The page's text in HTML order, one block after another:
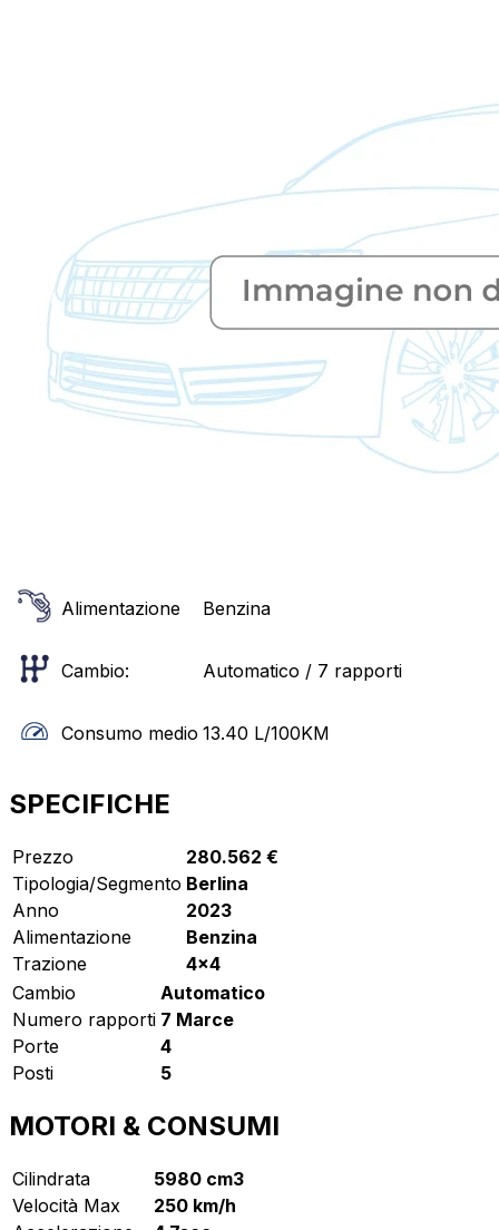
Alimentazione Benzina
Cambio: Automatico / 7 rapporti
Consumo medio 13.40 L/100KM
SPECIFICHE
Prezzo
280.562 €
Tipologia/Segmento Berlina
Anno
2023
Alimentazione
Benzina
Trazione
4x4
Cambio
Automatico
Numero rapporti 7 Marce
Porte
4
Posti
5
MOTORI & CONSUMI
Cilindrata
5980 cm3
Velocità Max
250 km/h